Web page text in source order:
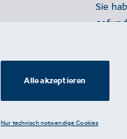
Sie
Alle akzeptieren
Nur technisch notwendige Cookies